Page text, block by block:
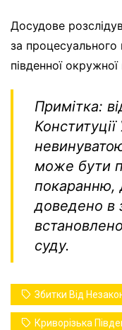
Досудове
за процесуального
південної
Примітка:
може бути
покаранню,
доведено в
суду.
Збитки Від
Криворізька